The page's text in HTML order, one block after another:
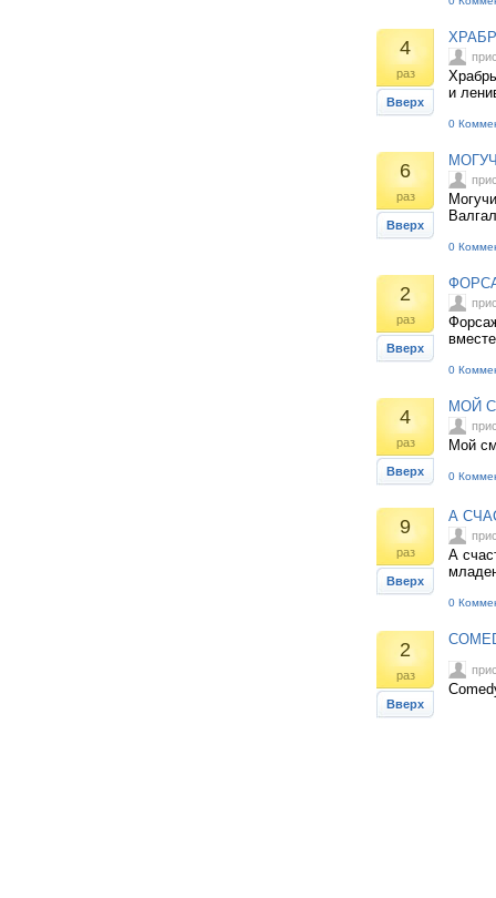
4
раз
Вверх
и
0
6
раз
Вверх
0
2
раз
Вверх
0
4
раз
Вверх
МОЙ
Мой
0
9
раз
Вверх
А
А
0
2
раз
Вверх